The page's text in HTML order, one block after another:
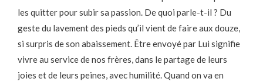
les quitter pour subir sa passion. De quoi parle-t-il ? Du
geste du lavement des pieds qu’il vient de faire aux douze,
si surpris de son abaissement. Être envoyé par Lui signifie
vivre au service de nos frères, dans le partage de leurs
joies et de leurs peines, avec humilité. Quand on va en